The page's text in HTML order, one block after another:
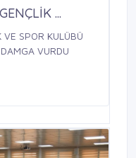
...
VE SPOR KULÜBÜ
VURDU